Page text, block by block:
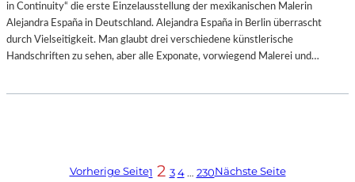
in Continuity“ die erste Einzelausstellung der mexikanischen Malerin
Alejandra España in Deutschland. Alejandra España in Berlin überrascht
durch Vielseitigkeit. Man glaubt drei verschiedene künstlerische
Handschriften zu sehen, aber alle Exponate, vorwiegend Malerei und…
Vorherige Seite1 2 3 4 … 230Nächste Seite